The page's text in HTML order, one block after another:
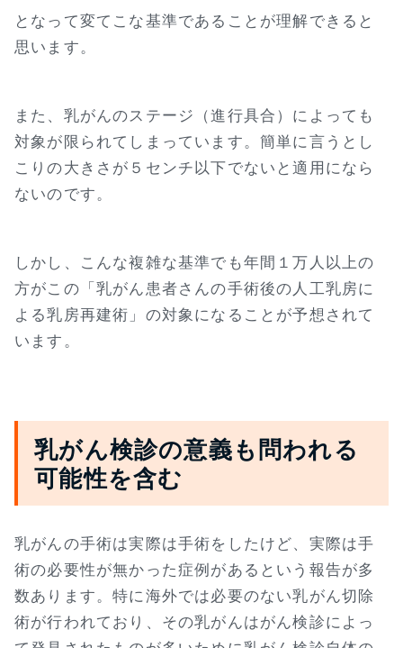
となって変てこな基準であることが理解できると
思います。
また、乳がんのステージ（進行具合）によっても
対象が限られてしまっています。簡単に言うとし
こりの大きさが５センチ以下でないと適用になら
ないのです。
しかし、こんな複雑な基準でも年間１万人以上の
方がこの「乳がん患者さんの手術後の人工乳房に
よる乳房再建術」の対象になることが予想されて
います。
乳がん検診の意義も問われる
可能性を含む
乳がんの手術は実際は手術をしたけど、実際は手
術の必要性が無かった症例があるという報告が多
数あります。特に海外では必要のない乳がん切除
術が行われており、その乳がんはがん検診によっ